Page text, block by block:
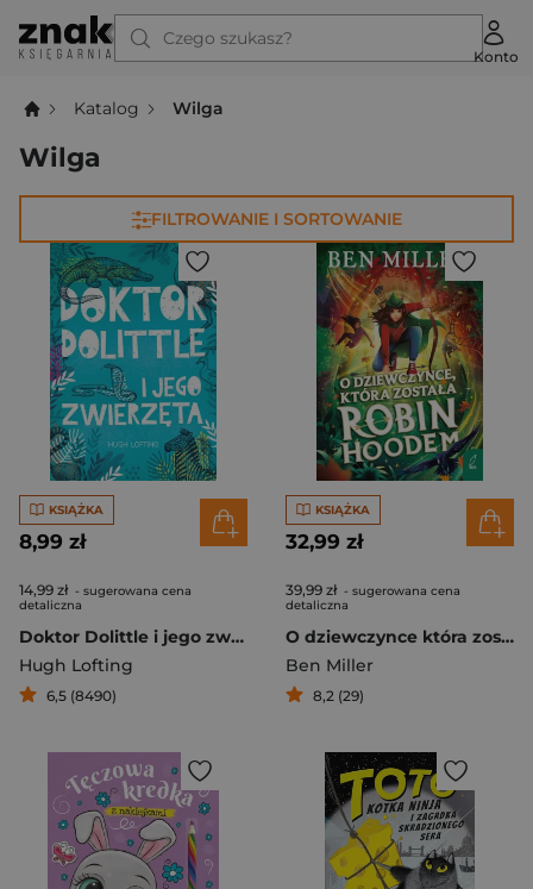
Czego szukasz?
Konto
Katalog Wilga
Wilga
FILTROWANIE I SORTOWANIE
KSIĄŻKA
8,99 zł
14,99 zł - sugerowana cena
detaliczna
Doktor Dolittle i jego zwierzęta
Hugh Lofting
6,5 (8490)
KSIĄŻKA
32,99 zł
39,99 zł - sugerowana cena
detaliczna
O dziewczynce która została Robin Hoodem
Ben Miller
8,2 (29)